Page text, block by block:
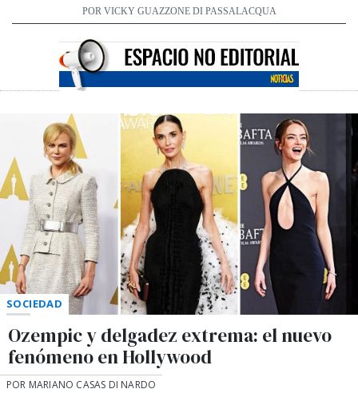
POR VICKY GUAZZONE DI PASSALACQUA
SOCIEDAD
Ozempic y delgadez extrema: el nuevo
fenómeno en Hollywood
POR MARIANO CASAS DI NARDO